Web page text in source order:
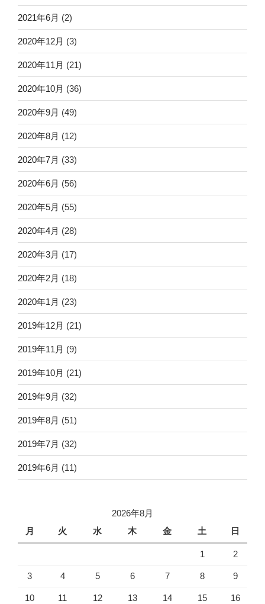
2021年6月 (2)
2020年12月 (3)
2020年11月 (21)
2020年10月 (36)
2020年9月 (49)
2020年8月 (12)
2020年7月 (33)
2020年6月 (56)
2020年5月 (55)
2020年4月 (28)
2020年3月 (17)
2020年2月 (18)
2020年1月 (23)
2019年12月 (21)
2019年11月 (9)
2019年10月 (21)
2019年9月 (32)
2019年8月 (51)
2019年7月 (32)
2019年6月 (11)
2026年8月
月
火 水 木 金 土 日
1 2
3 4 5 6 7 8 9
10 11 12 13 14 15 16